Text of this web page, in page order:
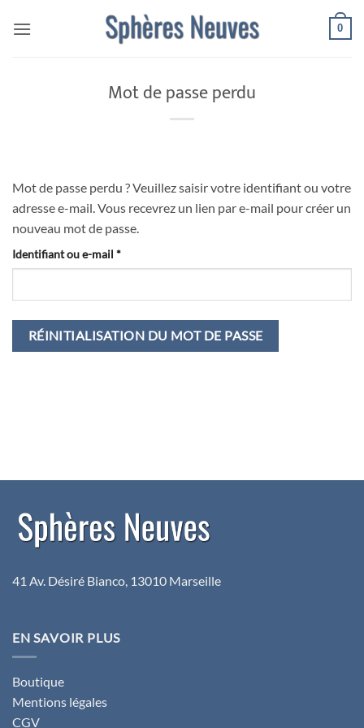
0
Mot de passe perdu
Mot de passe perdu ? Veuillez saisir votre identifiant ou votre
adresse e-mail. Vous recevrez un lien par e-mail pour créer un
nouveau mot de passe.
Identifiant ou e-mail *Obligatoire
RÉINITIALISATION DU MOT DE PASSE
41 Av. Désiré Bianco, 13010 Marseille
EN SAVOIR PLUS
Boutique
Mentions légales
CGV